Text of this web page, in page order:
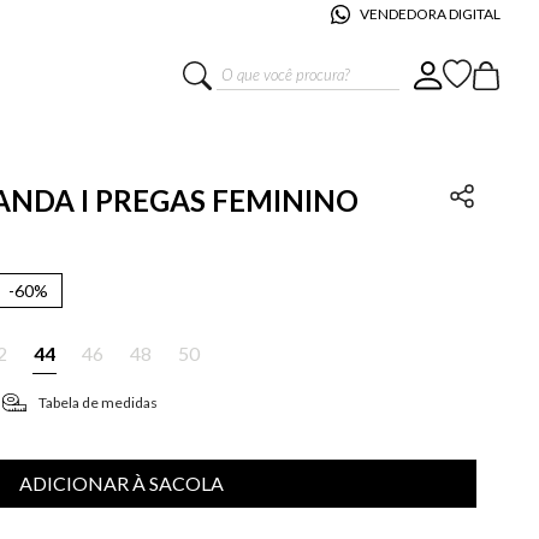
VENDEDORA DIGITAL
O que você procura?
I PREGAS FEMININO
-60%
44 46 48 50
Tabela de medidas
ADICIONAR À SACOLA